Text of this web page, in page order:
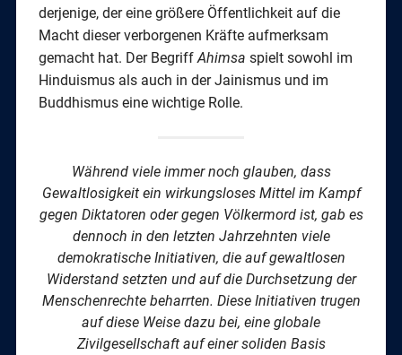
derjenige, der eine größere Öffentlichkeit auf die
Macht dieser verborgenen Kräfte aufmerksam
gemacht hat. Der BegriffAhimsa spielt sowohl im
Hinduismus als auch in der Jainismus und im
Buddhismus eine wichtige Rolle.
Während viele immer noch glauben, dass
Gewaltlosigkeit ein wirkungsloses Mittel im Kampf
gegen Diktatoren oder gegen Völkermord ist, gab es
dennoch in den letzten Jahrzehnten viele
demokratische Initiativen, die auf gewaltlosen
Widerstand setzten und auf die Durchsetzung der
Menschenrechte beharrten. Diese Initiativen trugen
auf diese Weise dazu bei, eine globale
Zivilgesellschaft auf einer soliden Basis